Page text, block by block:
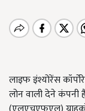
लाइफ इंश्योरेंस
लोन वाली देने कंपनी